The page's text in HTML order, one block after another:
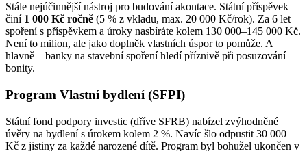
Stále nejúčinnější nástroj pro budování akontace. Státní příspěvek
činí 1 000 Kč ročně (5 % z vkladu, max. 20 000 Kč/rok). Za 6 let
spoření s příspěvkem a úroky nasbíráte kolem 130 000–145 000 Kč.
Není to milion, ale jako doplněk vlastních úspor to pomůže. A
hlavně – banky na stavební spoření hledí příznivě při posuzování
bonity.
Program Vlastní bydlení (SFPI)
Státní fond podpory investic (dříve SFRB) nabízel zvýhodněné
úvěry na bydlení s úrokem kolem 2 %. Navíc šlo odpustit 30 000
Kč z jistiny za každé narozené dítě. Program byl bohužel ukončen v